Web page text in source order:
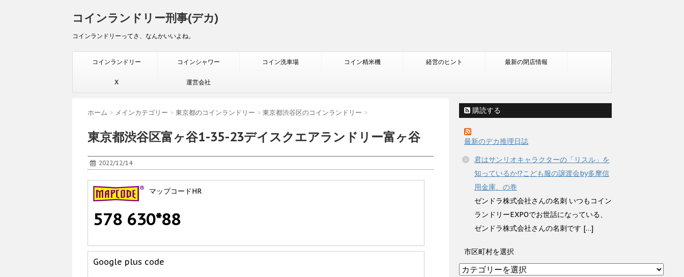
コインランドリー刑事(デカ)
コインランドリーってさ、なんかいいよね。
コインランドリー コインシャワー コイン洗車場 コイン精米機 経営のヒント 最新の閉店情報
X 運営会社
ホーム > メインカテゴリー > 東京都のコインランドリー > 東京都渋谷区のコインランドリー >
東京都渋谷区富ヶ谷1-35-23デイスクエアランドリー富ヶ谷
2022/12/14
マップコードHR
578 630*88
Google plus code
購読する
最新のデカ推理日誌
君はサンリオキャラクターの「リスル」を
知っているか!?こども服の譲渡会by多摩信
用金庫、の巻
ゼンドラ株式会社さんの名刺 いつもコイン
ランドリーEXPOでお世話になっている、
ゼンドラ株式会社さんの名刺です […]
市区町村を選択
市